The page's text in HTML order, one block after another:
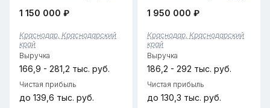
действующий пункт выдачи
Музыкальном микрорайоне.
Бизнес полностью отлажен
и не требует
дополнительных вложений...
1 150 000 ₽
Краснодар, Краснодарский
край
Выручка
166,9 - 281,2 тыс. руб.
Чистая прибыль
до 139,6 тыс. руб.
Площадь помещения — 53
зоной выдачи и складским
пространством.• Пункт
работает с 2024 года,
финансовая ст...
1 950 000 ₽
Краснодар, Краснодарский
край
Выручка
186,2 - 292 тыс. руб.
Чистая прибыль
до 130,3 тыс. руб.